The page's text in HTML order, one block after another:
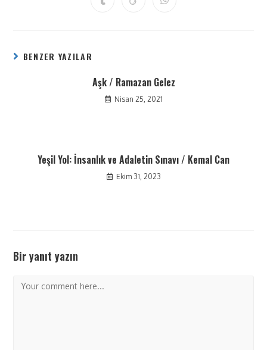
BENZER YAZILAR
Aşk / Ramazan Gelez
Nisan 25, 2021
Yeşil Yol: İnsanlık ve Adaletin Sınavı / Kemal Can
Ekim 31, 2023
Bir yanıt yazın